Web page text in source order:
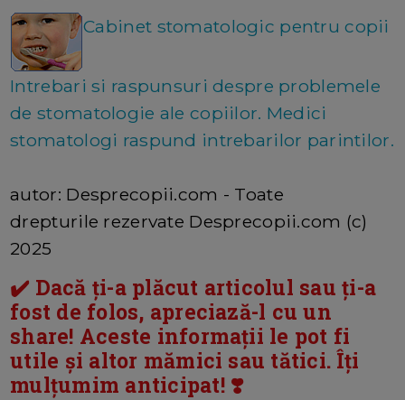
Cabinet stomatologic pentru copii
Intrebari si raspunsuri despre problemele
de stomatologie ale copiilor. Medici
stomatologi raspund intrebarilor parintilor.
autor: Desprecopii.com - Toate
drepturile rezervate Desprecopii.com (c)
2025
✔️ Dacă ți-a plăcut articolul sau ți-a
fost de folos, apreciază-l cu un
share! Aceste informații le pot fi
utile și altor mămici sau tătici. Îți
mulțumim anticipat! ❣️